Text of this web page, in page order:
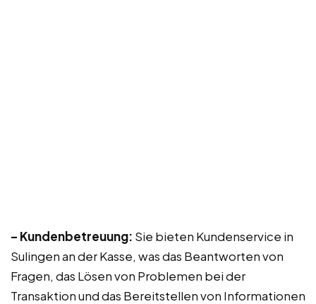
– Kundenbetreuung: Sie bieten Kundenservice in
Sulingen an der Kasse, was das Beantworten von
Fragen, das Lösen von Problemen bei der
Transaktion und das Bereitstellen von Informationen